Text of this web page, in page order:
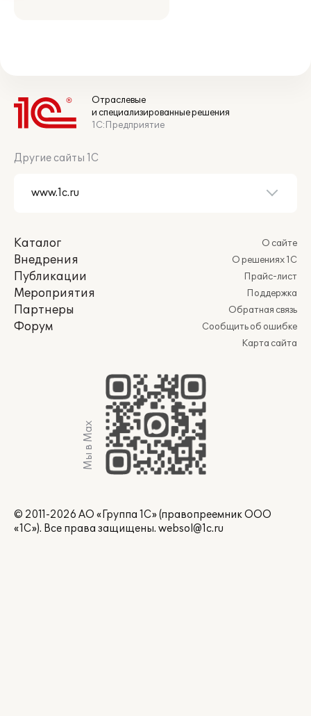
Отраслевые
и специализированные решения
1С:Предприятие
Другие сайты 1С
Каталог
Внедрения
Публикации
Мероприятия
Партнеры
Форум
О сайте
О решениях 1С
Прайс-лист
Поддержка
Обратная связь
Сообщить об ошибке
Карта сайта
Мы в Max
© 2011-2026 АО «Группа 1С» (правопреемник ООО
«1С»). Все права защищены. websol@1c.ru